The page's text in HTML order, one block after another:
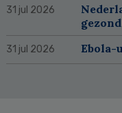
31 jul 2026
31 jul 2026 Ebola-